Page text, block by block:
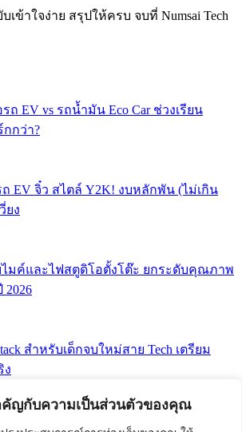
คัญกับความเป็นส่วนตัวของคุณ
เข้าใจง่าย สรุปให้ครบ จบที่ Numsai Tech
EV vs รถน้ำมัน Eco Car ช่วงเรียน
กกว่า?
EV จิ๋ว สไตล์ Y2K! งบหลักพัน (ไม่เกิน
ยง
มค์และไฟสตูดิโอตั้งโต๊ะ ยกระดับคุณภาพ
2026
สำหรับเด็กจบใหม่สาย Tech เตรียม
ง